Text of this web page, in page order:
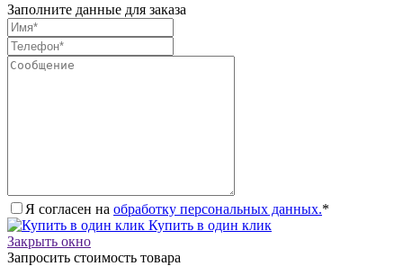
Заполните данные для заказа
Я согласен на обработку персональных данных.*
Купить в один клик
Закрыть окно
Запросить стоимость товара